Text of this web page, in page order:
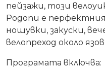
пейзажи, този
Родопи е
нощувки, закуски,
велопреход около
Програмата включва: